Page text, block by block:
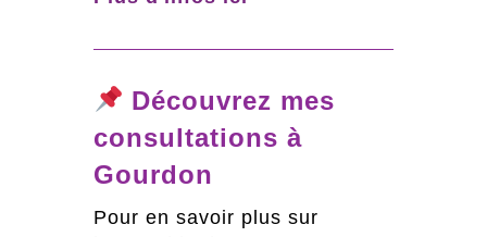
Découvrez mes
consultations à
Gourdon
Pour en savoir plus sur